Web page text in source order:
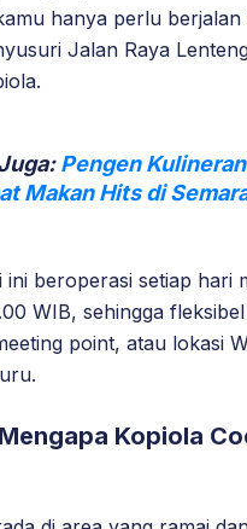
hanya perlu berjalan
Jalan Raya
Pengen
Makan Hits di
ini beroperasi setiap hari
WIB, sehingga
point, atau lokasi
Kopiola